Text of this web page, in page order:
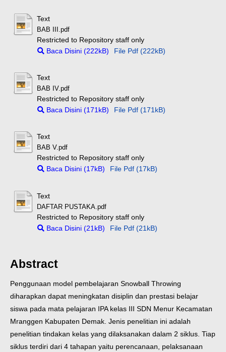
Text
BAB III.pdf
Restricted to Repository staff only
Baca Disini (222kB)
File Pdf (222kB)
Text
BAB IV.pdf
Restricted to Repository staff only
Baca Disini (171kB)
File Pdf (171kB)
Text
BAB V.pdf
Restricted to Repository staff only
Baca Disini (17kB)
File Pdf (17kB)
Text
DAFTAR PUSTAKA.pdf
Restricted to Repository staff only
Baca Disini (21kB)
File Pdf (21kB)
Abstract
Penggunaan model pembelajaran Snowball Throwing
diharapkan dapat meningkatan disiplin dan prestasi belajar
siswa pada mata pelajaran IPA kelas III SDN Menur Kecamatan
Mranggen Kabupaten Demak. Jenis penelitian ini adalah
penelitian tindakan kelas yang dilaksanakan dalam 2 siklus. Tiap
siklus terdiri dari 4 tahapan yaitu perencanaan, pelaksanaan